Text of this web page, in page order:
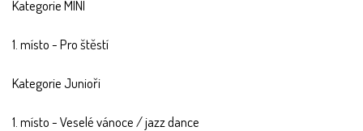
Kategorie MINI
1. místo - Pro štěstí
Kategorie Junioři
1. místo - Veselé vánoce / jazz dance